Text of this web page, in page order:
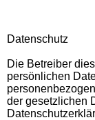
Datenschutz
Die Betreiber
persönlichen
der gesetzlichen